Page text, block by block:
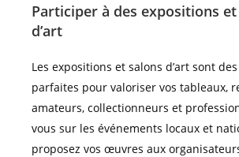
Participer à des expositions
d’art
Les expositions et salons d’art sont
parfaites pour valoriser vos tableaux,
amateurs, collectionneurs et
vous sur les événements locaux et
proposez vos œuvres aux